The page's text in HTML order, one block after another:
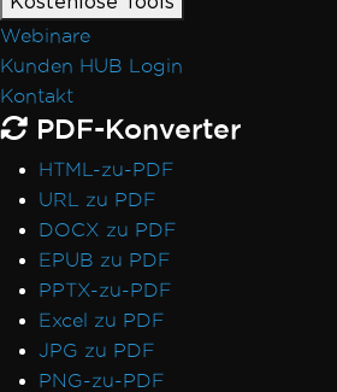
Webinare
Kunden HUB Login
Kontakt
PDF-Konverter
HTML-zu-PDF
URL zu PDF
DOCX zu PDF
EPUB zu PDF
PPTX-zu-PDF
Excel zu PDF
JPG zu PDF
PNG-zu-PDF